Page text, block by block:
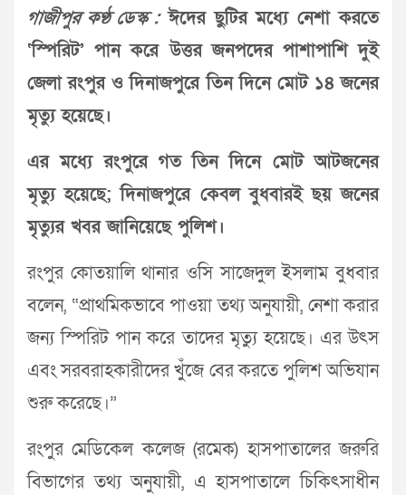
গাজীপুর কণ্ঠ ডেস্ক :ঈদের ছুটির মধ্যে নেশা করতে
‘স্পিরিট’ পান করে উত্তর জনপদের পাশাপাশি দুই
জেলা রংপুর ও দিনাজপুরে তিন দিনে মোট ১৪ জনের
মৃত্যু হয়েছে।
এর মধ্যে রংপুরে গত তিন দিনে মোট আটজনের
মৃত্যু হয়েছে; দিনাজপুরে কেবল বুধবারই ছয় জনের
মৃত্যুর খবর জানিয়েছে পুলিশ।
রংপুর কোতয়ালি থানার ওসি সাজেদুল ইসলাম বুধবার
বলেন, “প্রাথমিকভাবে পাওয়া তথ্য অনুযায়ী, নেশা করার
জন্য স্পিরিট পান করে তাদের মৃত্যু হয়েছে। এর উৎস
এবং সরবরাহকারীদের খুঁজে বের করতে পুলিশ অভিযান
শুরু করেছে।”
রংপুর মেডিকেল কলেজ (রমেক) হাসপাতালের জরুরি
বিভাগের তথ্য অনুযায়ী, এ হাসপাতালে চিকিৎসাধীন